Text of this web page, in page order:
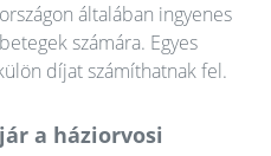
általában ingyenes
számára. Egyes
díjat számíthatnak fel.
a háziorvosi